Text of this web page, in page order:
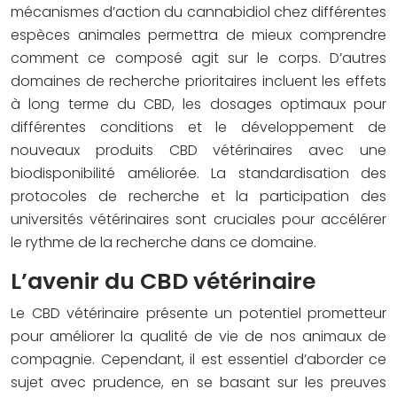
mécanismes d’action du cannabidiol chez différentes
espèces animales permettra de mieux comprendre
comment ce composé agit sur le corps. D’autres
domaines de recherche prioritaires incluent les effets
à long terme du CBD, les dosages optimaux pour
différentes conditions et le développement de
nouveaux produits CBD vétérinaires avec une
biodisponibilité améliorée. La standardisation des
protocoles de recherche et la participation des
universités vétérinaires sont cruciales pour accélérer
le rythme de la recherche dans ce domaine.
L’avenir du CBD vétérinaire
Le CBD vétérinaire présente un potentiel prometteur
pour améliorer la qualité de vie de nos animaux de
compagnie. Cependant, il est essentiel d’aborder ce
sujet avec prudence, en se basant sur les preuves